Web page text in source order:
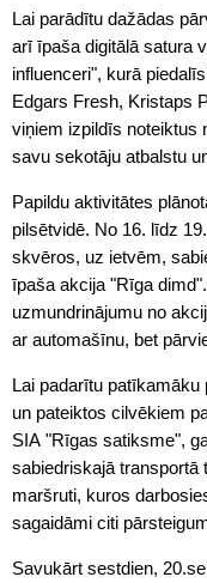
Lai parādītu dažādas
arī īpaša digitālā satura
influenceri", kurā
Edgars Fresh, Kristaps
viņiem izpildīs noteiktus
savu sekotāju atbalstu
Papildu aktivitātes
pilsētvidē. No 16. līdz
skvēros, uz ietvēm,
īpaša akcija "Rīga
uzmundrinājumu no
ar automašīnu, bet
Lai padarītu
un pateiktos cilvēkiem
SIA "Rīgas satiksme",
sabiedriskajā transportā
maršruti, kuros
sagaidāmi citi
Savukārt sestdien,